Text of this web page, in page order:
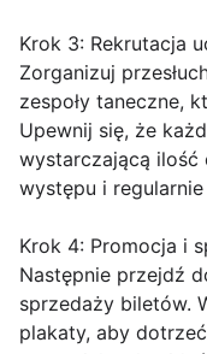
Krok 3: Rekrutacja
Zorganizuj
zespoły taneczne,
Upewnij się, że
wystarczającą ilość
występu i
Krok 4: Promocja i
Następnie przejdź
sprzedaży biletów.
plakaty, aby